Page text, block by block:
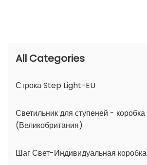
All Categories
Строка Step Light-EU
Светильник для ступеней - коробка
(Великобритания)
Шаг Свет-Индивидуальная коробка